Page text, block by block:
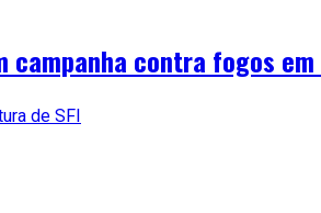
contra fogos em